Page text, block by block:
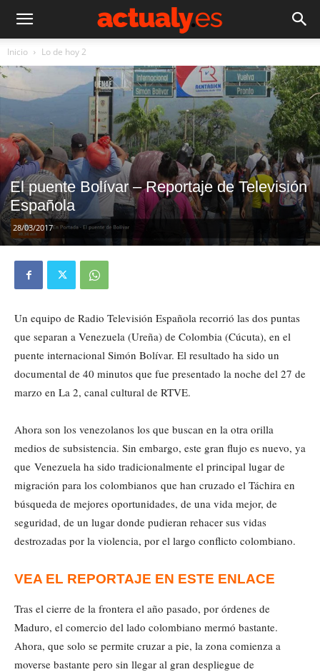
Inicio Lo de hoy 2
El puente Bolívar – Reportaje de Televisión
Española
28/03/2017
Un equipo de Radio Televisión Española recorrió las dos puntas
que separan a Venezuela (Ureña) de Colombia (Cúcuta), en el
puente internacional Simón Bolívar. El resultado ha sido un
documental de 40 minutos que fue presentado la noche del 27 de
marzo en La 2, canal cultural de RTVE.
Ahora son los venezolanos los que buscan en la otra orilla
medios de subsistencia. Sin embargo, este gran flujo es nuevo, ya
que Venezuela ha sido tradicionalmente el principal lugar de
migración para los colombianos que han cruzado el Táchira en
búsqueda de mejores oportunidades, de una vida mejor, de
seguridad, de un lugar donde pudieran rehacer sus vidas
destrozadas por la violencia, por el largo conflicto colombiano.
VEA EL REPORTAJE EN ESTE ENLACE
Tras el cierre de la frontera el año pasado, por órdenes de
Maduro, el comercio del lado colombiano mermó bastante.
Ahora, que solo se permite cruzar a pie, la zona comienza a
moverse bastante pero sin llegar al gran despliegue de